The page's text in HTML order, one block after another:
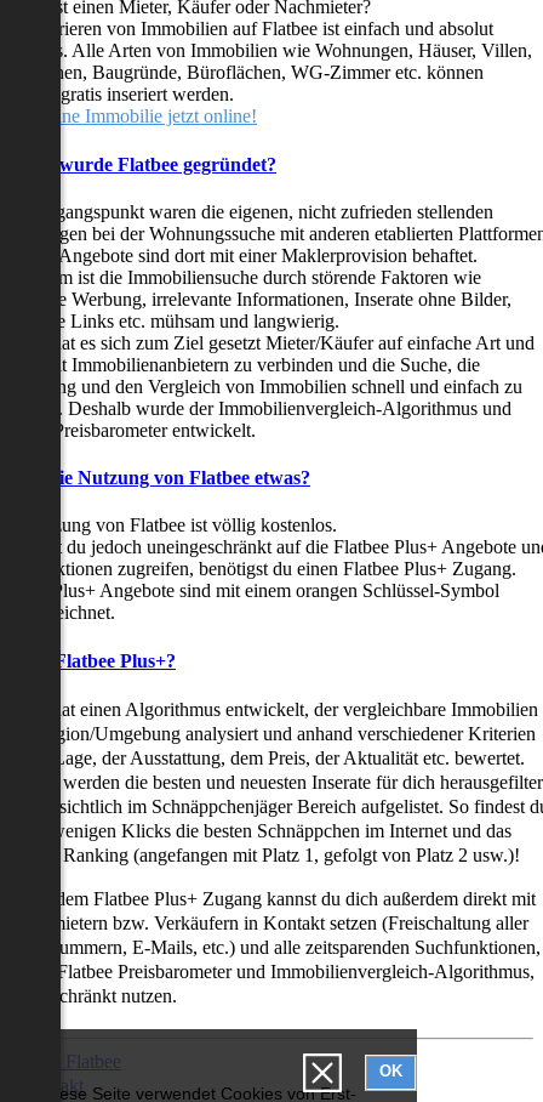
Diese Seite verwendet Cookies von Erst-
OK
suchst einen Mieter, Käufer oder Nachmieter?
Inserieren von Immobilien auf Flatbee ist einfach und absolut
Alle Arten von Immobilien wie Wohnungen, Häuser, Villen,
Baugründe, Büroflächen, WG-Zimmer etc. können
gratis inseriert werden.
deine Immobilie jetzt online!
wurde Flatbee gegründet?
Ausgangspunkt waren die eigenen, nicht zufrieden stellenden
bei der Wohnungssuche mit anderen etablierten
alle Angebote sind dort mit einer Maklerprovision behaftet.
ist die Immobiliensuche durch störende Faktoren wie
Werbung, irrelevante Informationen, Inserate ohne Bilder,
Links etc. mühsam und langwierig.
hat es sich zum Ziel gesetzt Mieter/Käufer auf einfache Art und
mit Immobilienanbietern zu verbinden und die Suche, die
und den Vergleich von Immobilien schnell und einfach zu
Deshalb wurde der Immobilienvergleich-Algorithmus und
Preisbarometer entwickelt.
die Nutzung von Flatbee etwas?
Nutzung von Flatbee ist völlig kostenlos.
du jedoch uneingeschränkt auf die Flatbee Plus+ Angebote
zugreifen, benötigst du einen Flatbee Plus+ Zugang.
Plus+ Angebote sind mit einem orangen Schlüssel-Symbol
ist Flatbee Plus+?
hat einen Algorithmus entwickelt, der vergleichbare Immobilien
Region/Umgebung analysiert und anhand verschiedener Kriterien
der Lage, der Ausstattung, dem Preis, der Aktualität etc. bewertet.
werden die besten und neuesten Inserate für dich
übersichtlich im Schnäppchenjäger Bereich aufgelistet. So findest
nur wenigen Klicks die besten Schnäppchen im Internet und das
als Ranking (angefangen mit Platz 1, gefolgt von Platz 2 usw.)!
mit dem Flatbee Plus+ Zugang kannst du dich außerdem direkt mit
Vermietern bzw. Verkäufern in Kontakt setzen (Freischaltung aller
E-Mails, etc.) und alle zeitsparenden Suchfunktionen,
den Flatbee Preisbarometer und Immobilienvergleich-Algorithmus,
nutzen.
Über Flatbee
Kontakt